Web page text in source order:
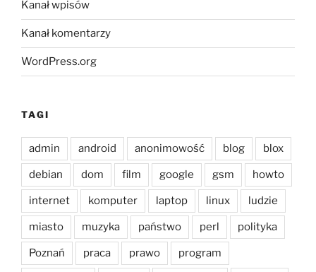
Kanał wpisów
Kanał komentarzy
WordPress.org
TAGI
admin android anonimowość blog blox
debian dom film google gsm howto
internet komputer laptop linux ludzie
miasto muzyka państwo perl polityka
Poznań praca prawo program